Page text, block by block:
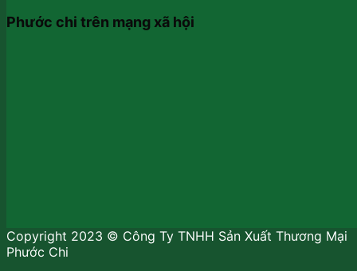
Phước chi trên mạng xã hội
Copyright 2023 © Công Ty TNHH Sản Xuất Thương Mại
Phước Chi